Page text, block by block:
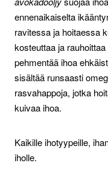
ennenaikaiselta
ravitessa ja hoitaessa
kosteuttaa ja
pehmentää ihoa
sisältää runsaasti
rasvahappoja, jotka
kuivaa ihoa.
Kaikille ihotyypeille,
iholle.